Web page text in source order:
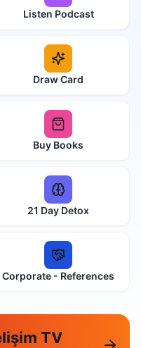
Listen Podcast
Draw Card
Buy Books
21 Day Detox
Corporate - References
TV